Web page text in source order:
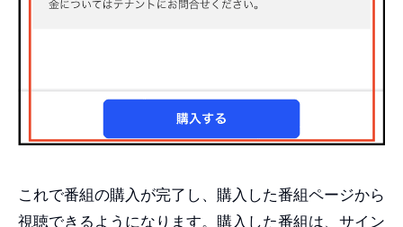
これで番組の購入が完了し、購入した番組ページから
視聴できるようになります。購入した番組は、サイン